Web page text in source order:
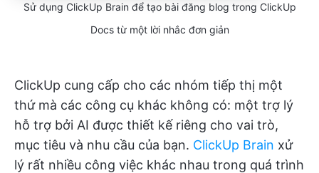
Sử dụng ClickUp Brain để tạo bài đăng blog trong ClickUp
Docs từ một lời nhắc đơn giản
ClickUp cung cấp cho các nhóm tiếp thị một
thứ mà các công cụ khác không có: một trợ lý
hỗ trợ bởi AI được thiết kế riêng cho vai trò,
mục tiêu và nhu cầu của bạn. ClickUp Brain xử
lý rất nhiều công việc khác nhau trong quá trình